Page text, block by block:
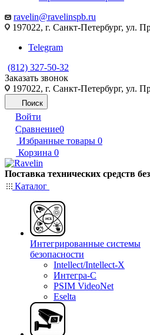
ravelin@ravelinspb.ru
197022, г. Санкт-Петербург, ул.
Telegram
(812) 327-50-32
Заказать звонок
197022, г. Санкт-Петербург, ул.
Поиск
Войти
Сравнение0
Избранные товары 0
Корзина 0
Поставка технических средств
Каталог
Интегрированные системы
безопасности
Intellect/Intellect-X
Интегра-С
PSIM VideoNet
Eselta